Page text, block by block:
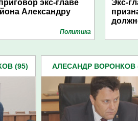
экс-главе
Александру
Политика
Экс-
(95) АЛЕСАНДР ВОРОНКОВ